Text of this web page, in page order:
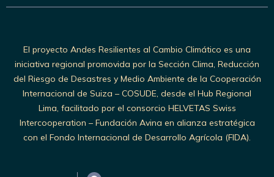
El proyecto Andes Resilientes al Cambio Climático es una
iniciativa regional promovida por la Sección Clima, Reducción
del Riesgo de Desastres y Medio Ambiente de la Cooperación
Internacional de Suiza – COSUDE, desde el Hub Regional
Lima, facilitado por el consorcio HELVETAS Swiss
Intercooperation – Fundación Avina en alianza estratégica
con el Fondo Internacional de Desarrollo Agrícola (FIDA).